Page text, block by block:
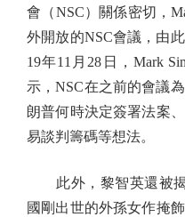
會（NSC）關係密切，
外開放的NSC會議，由
19年11月28日，Mark
示，NSC在之前的會議
朗普何時決定簽署法案
易談判籌碼等想法。
此外，黎智英還被揭
國剛出世的外孫女作掩